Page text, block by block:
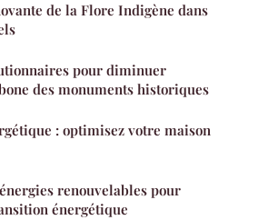
de la Flore Indigène dans
pour diminuer
des monuments historiques
: optimisez votre maison
renouvelables pour
énergétique